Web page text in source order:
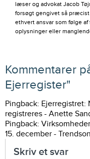
læser og advokat Jacob
forsøgt gengivet så præcist
ethvert ansvar som følge
oplysninger eller
Kommentarer
Ejerregister"
Pingback: Ejerregistret:
registreres - Anette
Pingback:
15. december -
Skriv et svar